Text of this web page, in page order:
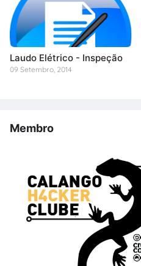
Laudo Elétrico - Inspeção
09 Setembro, 2014
Membro